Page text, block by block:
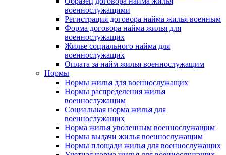
военнослужащими
Регистрация договора найма жилья военным
Форма договора найма жилья для
военнослужащих
Жилье социального найма для
военнослужащих
Оплата за найм жилья военнослужащим
Нормы
Нормы жилья для военнослужащих
Нормы распределения жилья
военнослужащим
Социальная норма жилья для
военнослужащих
Норма жилья уволенным военнослужащим
Нормы выдачи жилья военнослужащим
Нормы площади жилья для военнослужащих